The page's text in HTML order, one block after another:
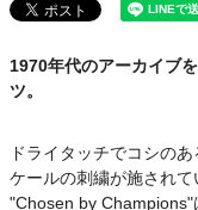
1970年代のアーカイブ
ツ。
ドライタッチでコシの
ケールの刺繍が施されて
"Chosen by